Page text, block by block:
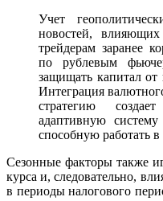
Учет
новостей,
трейдерам заранее
по рублевым
защищать капитал от
Интеграция
стратегию
адаптивную
способную работать
Сезонные факторы также
курса и, следовательно,
в периоды налогового